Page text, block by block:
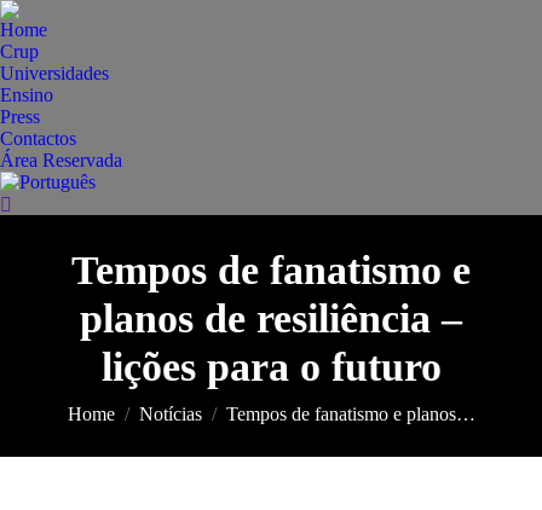
Home
Crup
Universidades
Ensino
Press
Contactos
Área Reservada
Search:
Tempos de fanatismo e
planos de resiliência –
lições para o futuro
You are here:
Home Notícias Tempos de fanatismo e planos…